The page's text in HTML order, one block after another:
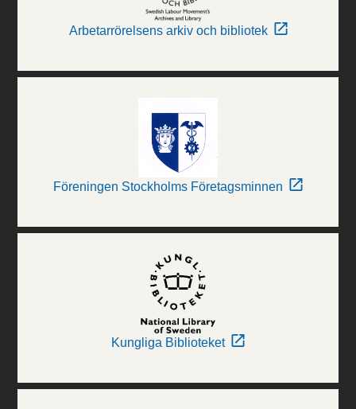
Arbetarrörelsens arkiv och bibliotek
Föreningen Stockholms Företagsminnen
Kungliga Biblioteket